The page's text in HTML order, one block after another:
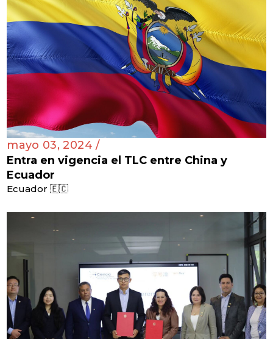
mayo 03, 2024 /
Entra en vigencia el TLC entre China y
Ecuador
Ecuador 🇪🇨